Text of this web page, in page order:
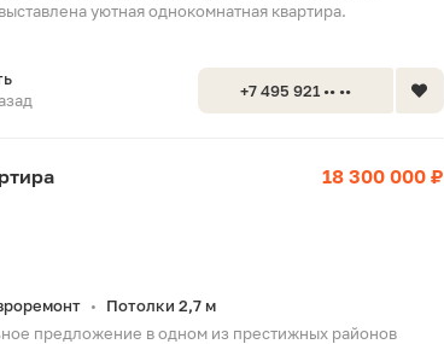
уютная однокомнатная квартира.
+7 495 921 •• ••
18 300 000 ₽
•
Потолки 2,7 м
предложение в одном из престижных районов